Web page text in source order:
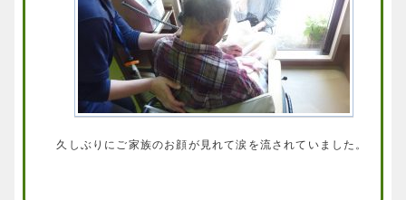
久しぶりにご家族のお顔が見れて涙を流されていました。